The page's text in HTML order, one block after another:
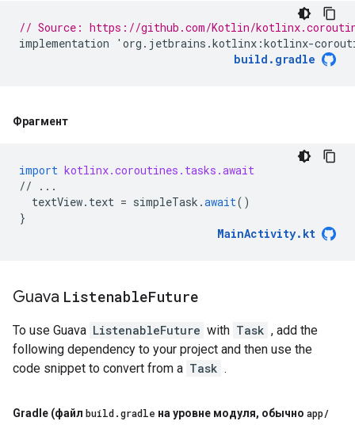
// Source: https://github.com/Kotlin/
implementation
' org . jetbrains .kotlinx :kotlinx-
build . gradle
Фрагмент
import kotlinx.coroutines.tasks.await
//
...
textView. text = simpleTask .await()
}
MainActivity. kt
Guava ListenableFuture
To use Guava ListenableFuture with Task , add the
following dependency to your project and then use the
code snippet to convert from a Task .
Gradle (файл build.gradle на уровне модуля, обычно app/